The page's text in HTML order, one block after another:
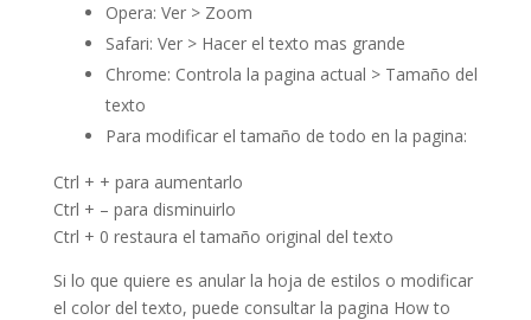
Opera: Ver > Zoom
Safari: Ver > Hacer el texto mas grande
Chrome: Controla la pagina actual > Tamaño del
texto
Para modificar el tamaño de todo en la pagina:
Ctrl + + para aumentarlo
Ctrl + – para disminuirlo
Ctrl + 0 restaura el tamaño original del texto
Si lo que quiere es anular la hoja de estilos o modificar
el color del texto, puede consultar la pagina How to